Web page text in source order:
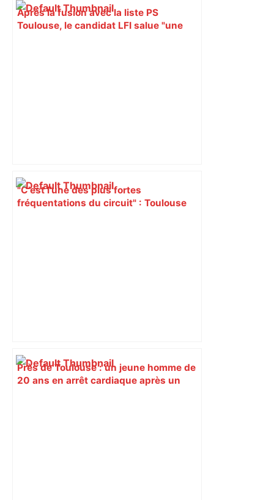
Après la fusion avec la liste PS
Toulouse, le candidat LFI salue "une
"C’est l’une des plus fortes
fréquentations du circuit" : Toulouse
Près de Toulouse : un jeune homme de
20 ans en arrêt cardiaque après un